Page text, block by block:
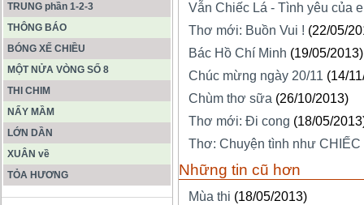
TRUNG phần 1-2-3
THÔNG BÁO
BÓNG XẾ CHIỀU
MỘT NỬA VÒNG SỐ 8
THI CHIM
NẨY MẦM
LỚN DẦN
XUÂN về
TỎA HƯƠNG
Vẫn Chiếc Lá - Tình yêu của
Thơ mới: Buồn Vui ! (22/05/
Bác Hồ Chí Minh (19/05/2013)
Chúc mừng ngày 20/11 (14/
Chùm thơ sữa (26/10/2013)
Thơ mới: Đi cong (18/05/
Thơ: Chuyện tình như CHIẾC
Những tin cũ hơn
Mùa thi (18/05/2013)